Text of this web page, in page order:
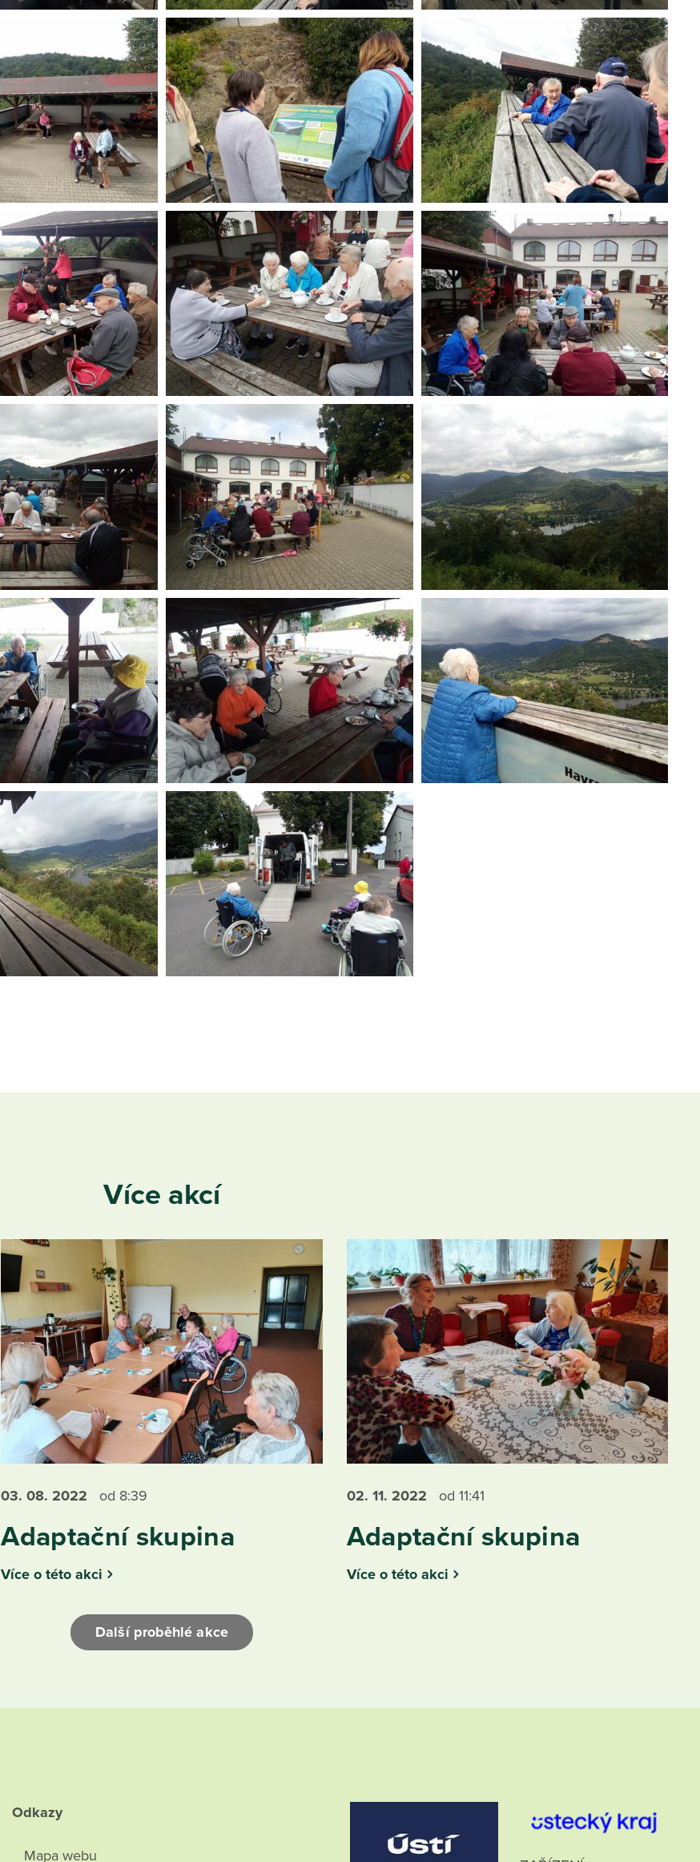
Více akcí
03. 08.2022 od 8:39
Adaptační skupina
Více o této akci
02. 11. 2022 od 11:41
Adaptační skupina
Více o této akci
Další proběhlé akce
Odkazy
Mapa webu